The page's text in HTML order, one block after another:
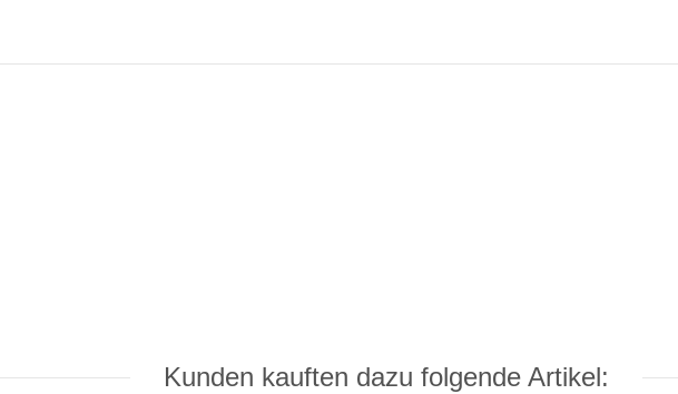
Kunden kauften dazu folgende Artikel: